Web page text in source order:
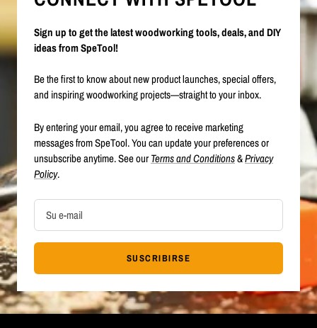
Sign up to get the latest woodworking tools, deals, and DIY
ideas from SpeTool!
Be the first to know about new product launches, special offers,
and inspiring woodworking projects—straight to your inbox.
By entering your email, you agree to receive marketing
messages from SpeTool. You can update your preferences or
unsubscribe anytime. See ourTerms and Conditions&Privacy
Policy.
Su e-mail
SUSCRIBIRSE